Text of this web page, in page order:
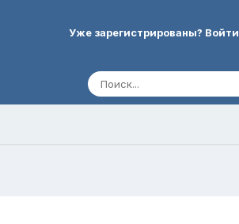
Уже зарегистрированы? Войти